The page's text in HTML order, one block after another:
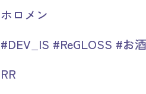
ホロメン
#DEV_IS #ReGLOSS #お酒
RR